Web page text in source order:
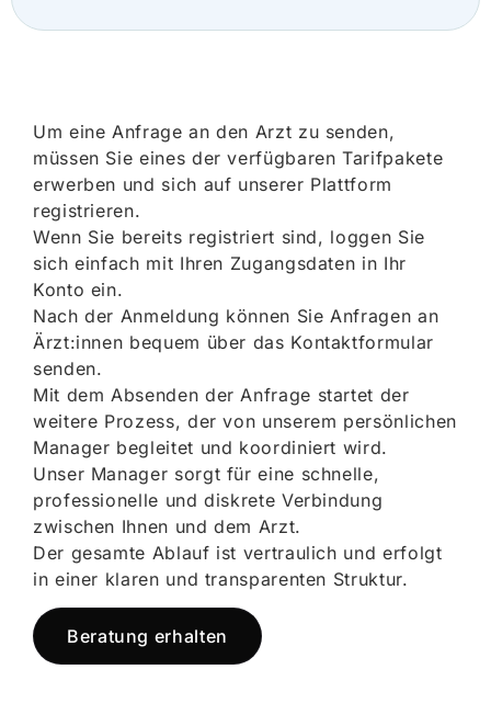
Um eine Anfrage an den Arzt zu senden,
müssen Sie eines der verfügbaren Tarifpakete
erwerben und sich auf unserer Plattform
registrieren.
Wenn Sie bereits registriert sind, loggen Sie
sich einfach mit Ihren Zugangsdaten in Ihr
Konto ein.
Nach der Anmeldung können Sie Anfragen an
Ärzt:innen bequem über das Kontaktformular
senden.
Mit dem Absenden der Anfrage startet der
weitere Prozess, der von unserem persönlichen
Manager begleitet und koordiniert wird.
Unser Manager sorgt für eine schnelle,
professionelle und diskrete Verbindung
zwischen Ihnen und dem Arzt.
Der gesamte Ablauf ist vertraulich und erfolgt
in einer klaren und transparenten Struktur.
Beratung erhalten